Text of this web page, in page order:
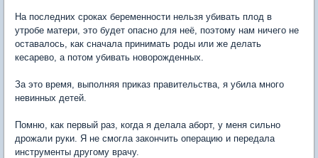
На последних сроках беременности нельзя убивать плод в
утробе матери, это будет опасно для неё, поэтому нам ничего не
оставалось, как сначала принимать роды или же делать
кесарево, а потом убивать новорожденных.
За это время, выполняя приказ правительства, я убила много
невинных детей.
Помню, как первый раз, когда я делала аборт, у меня сильно
дрожали руки. Я не смогла закончить операцию и передала
инструменты другому врачу.